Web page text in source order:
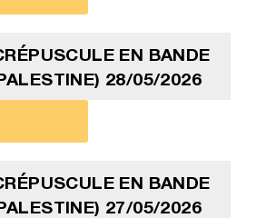
EN BANDE
28/05/2026
EN BANDE
27/05/2026